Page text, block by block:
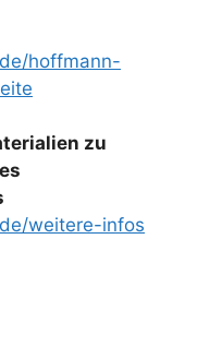
hoffmann-
zu
weitere-infos